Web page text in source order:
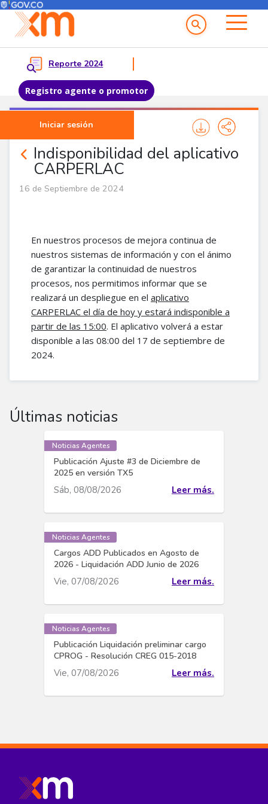
Pasar al contenido principal
Menú del Usuario
Reporte 2024
Registro agente o promotor
Iniciar sesión
Menu principal
Indisponibilidad del aplicativo
CARPERLAC
Noticias Agentes
16 de Septiembre de 2024
En nuestros procesos de mejora continua de
nuestros sistemas de información y con el ánimo
de garantizar la continuidad de nuestros
procesos, nos permitimos informar que se
realizará un despliegue en el aplicativo
CARPERLAC el día de hoy y estará indisponible a
partir de las 15:00. El aplicativo volverá a estar
disponible a las 08:00 del 17 de septiembre de
2024.
Últimas noticias
Noticias Agentes
Publicación Ajuste #3 de Diciembre de
2025 en versión TX5
Sáb, 08/08/2026 Leer más.
Noticias Agentes
Cargos ADD Publicados en Agosto de
2026 - Liquidación ADD Junio de 2026
Vie, 07/08/2026 Leer más.
Noticias Agentes
Publicación Liquidación preliminar cargo
CPROG - Resolución CREG 015-2018
Vie, 07/08/2026 Leer más.